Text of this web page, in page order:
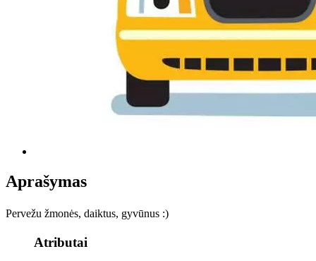
Aprašymas
Pervežu žmonės, daiktus, gyvūnus :)
Atributai